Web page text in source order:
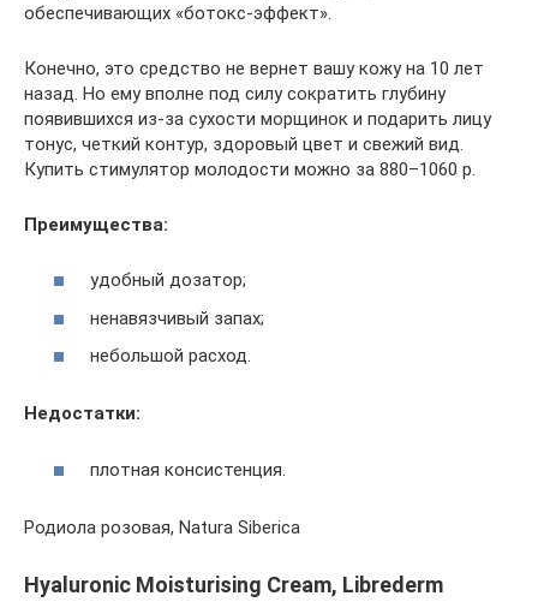
обеспечивающих «ботокс-эффект».
Конечно, это средство не вернет вашу кожу на 10 лет
назад. Но ему вполне под силу сократить глубину
появившихся из-за сухости морщинок и подарить лицу
тонус, четкий контур, здоровый цвет и свежий вид.
Купить стимулятор молодости можно за 880–1060 р.
Преимущества:
удобный дозатор;
ненавязчивый запах;
небольшой расход.
Недостатки:
плотная консистенция.
Родиола розовая, Natura Siberica
Hyaluronic Moisturising Cream, Librederm